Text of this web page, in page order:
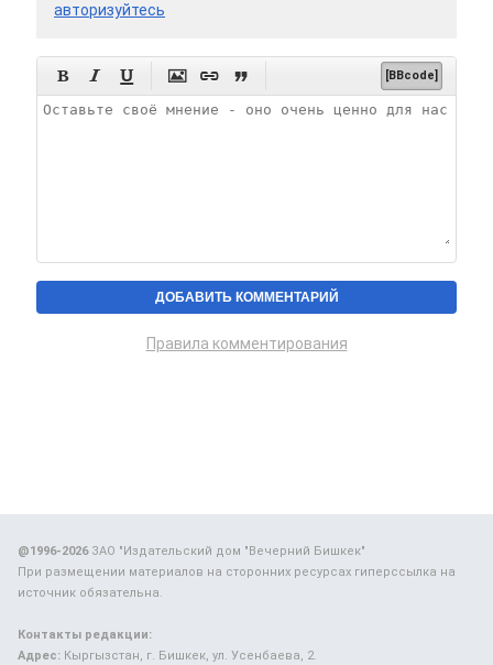
авторизуйтесь
      [BBcode]
Правила комментирования
@1996-2026ЗАО "Издательский дом "Вечерний Бишкек"
При размещении материалов на сторонних ресурсах гиперссылка на
источник обязательна.
Контакты редакции:
Адрес: Кыргызстан, г. Бишкек, ул. Усенбаева, 2.